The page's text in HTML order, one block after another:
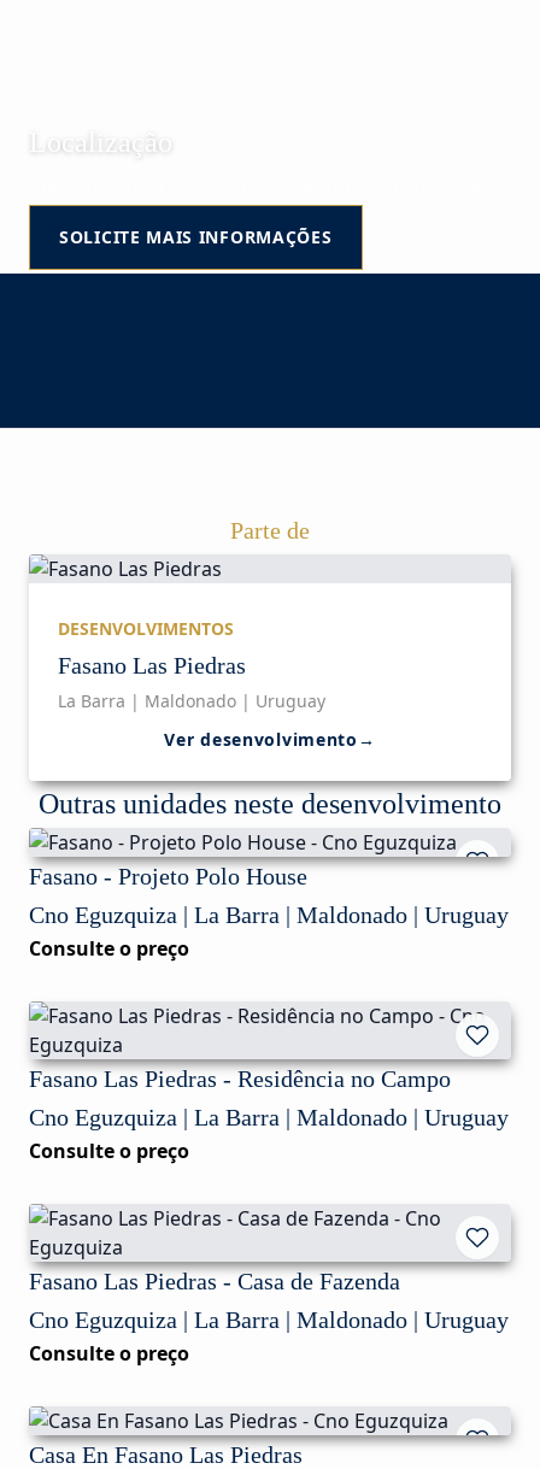
Localização
SOLICITE MAIS INFORMAÇÕES
Parte de
DESENVOLVIMENTOS
Fasano Las Piedras
La Barra | Maldonado | Uruguay
Ver desenvolvimento →
Outras unidades neste desenvolvimento
Fasano - Projeto Polo House
Cno Eguzquiza | La Barra | Maldonado | Uruguay
Consulte o preço
Fasano Las Piedras - Residência no Campo
Cno Eguzquiza | La Barra | Maldonado | Uruguay
Consulte o preço
Fasano Las Piedras - Casa de Fazenda
Cno Eguzquiza | La Barra | Maldonado | Uruguay
Consulte o preço
Casa En Fasano Las Piedras